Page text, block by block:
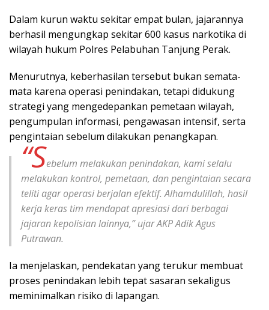
Dalam kurun waktu sekitar empat bulan, jajarannya
berhasil mengungkap sekitar 600 kasus narkotika di
wilayah hukum Polres Pelabuhan Tanjung Perak.
Menurutnya, keberhasilan tersebut bukan semata-
mata karena operasi penindakan, tetapi didukung
strategi yang mengedepankan pemetaan wilayah,
pengumpulan informasi, pengawasan intensif, serta
pengintaian sebelum dilakukan penangkapan.
“Sebelum melakukan penindakan, kami selalu
melakukan kontrol, pemetaan, dan pengintaian secara
teliti agar operasi berjalan efektif. Alhamdulillah, hasil
kerja keras tim mendapat apresiasi dari berbagai
jajaran kepolisian lainnya,” ujar AKP Adik Agus
Putrawan.
Ia menjelaskan, pendekatan yang terukur membuat
proses penindakan lebih tepat sasaran sekaligus
meminimalkan risiko di lapangan.